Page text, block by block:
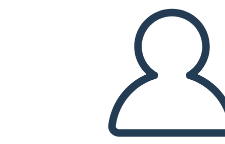
Copiați acest Storyboard
CREAȚI UN STORYBOARD
REDAȚI PREZENTAREA DE DIAPOZITIVE
CITESTE-MI